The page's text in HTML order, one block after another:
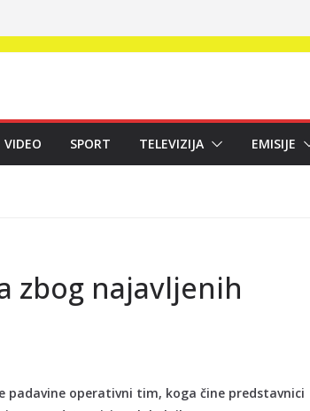
VIDEO SPORT TELEVIZIJA EMISIJE
zbog najavljenih
padavine operativni tim, koga čine predstavnici